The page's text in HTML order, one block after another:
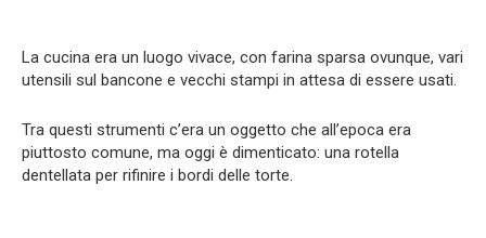
La cucina era un luogo vivace, con farina sparsa ovunque, vari
utensili sul bancone e vecchi stampi in attesa di essere usati.
Tra questi strumenti c’era un oggetto che all’epoca era
piuttosto comune, ma oggi è dimenticato: una rotella
dentellata per rifinire i bordi delle torte.